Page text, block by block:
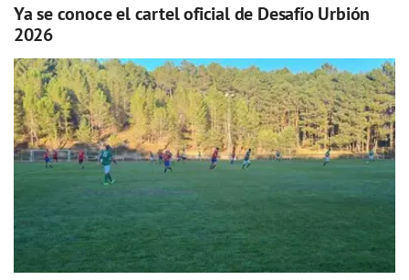
Ya se conoce el cartel oficial de Desafío Urbión
2026